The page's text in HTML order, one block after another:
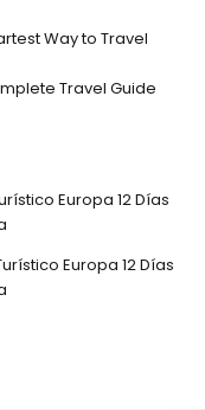
Way to Travel
Travel Guide
Europa 12 Días
Europa 12 Días